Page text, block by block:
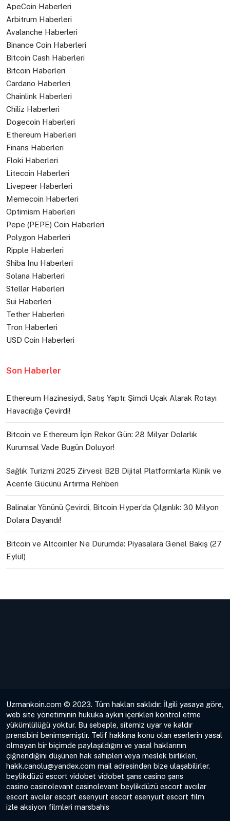
ApeCoin Haberleri
Arbitrum Haberleri
Avalanche Haberleri
Binance Coin Haberleri
Bitcoin Cash Haberleri
Bitcoin Haberleri
Cardano Haberleri
Chainlink Haberleri
Chiliz Haberleri
Dogecoin Haberleri
Ethereum Haberleri
Finans Haberleri
Floki Haberleri
Litecoin Haberleri
Livepeer Haberleri
Memecoin Haberleri
Optimism Haberleri
Pepe (PEPE) Coin Haberleri
Polygon Haberleri
Ripple Haberleri
Shiba Inu Haberleri
Solana Haberleri
Stellar Haberleri
Sui Haberleri
Tether Haberleri
Tron Haberleri
USD Coin Haberleri
Son Haberler
Ethereum Hazinesiydi, Satış Yaptı: Şimdi Uçak Alarak Rotayı
Havacılığa Çevirdi!
Bitcoin ve Ethereum İçin Rekor Gün: 28 Milyar Dolarlık
Kurumsal Vade Bugün Doluyor!
Sağlık Turizmi 2025 Zirvesi: B2B Dijital Platformlarla Klinik ve
Acente Gücünü Artırma Rehberi
Balinalar Yönünü Çevirdi, Bitcoin Hyper’da Çılgınlık: 30 Milyon
Dolara Dayandı!
Bitcoin ve Altcoinler Ne Durumda: Piyasalara Genel Bakış (27
Eylül)
Uzmankoin.com © 2023. Tüm hakları saklıdır. İlgili yasaya göre,
web site yönetiminin hukuka aykırı içerikleri kontrol etme
yükümlülüğü yoktur. Bu sebeple, sitemiz uyar ve kaldır
prensibini benimsemiştir. Telif hakkına konu olan eserlerin yasal
olmayan bir biçimde paylaşıldığını ve yasal haklarının
çiğnendiğini düşünen hak sahipleri veya meslek birlikleri,
hakk.canolu@yandex.com mail adresinden bize ulaşabilirler.
beylikdüzü escort vidobet vidobet şans casino şans
casino casinolevant casinolevant beylikdüzü escort avcılar
escort avcılar escort esenyurt escort esenyurt escort film
izle aksiyon filmleri marsbahis